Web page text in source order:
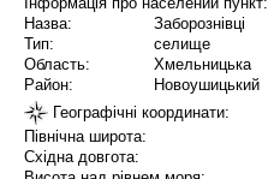
Назва:
Заборознівці
Тип:
селище
Область:
Хмельницька
Район:
Новоушицький
Географічні координати:
Північна широта:
Східна довгота: